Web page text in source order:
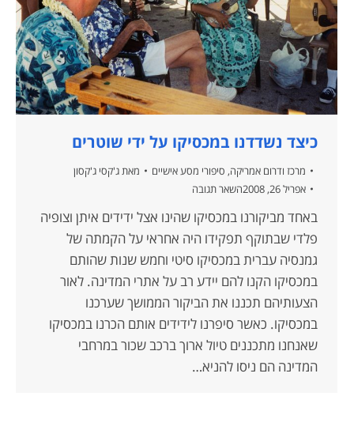
כיצד נשדדנו במכסיקו על ידי שוטרים
מרכז ודרום אמריקה, סיפורי מסע אישיים מאתג'קסי ג'קסון
אפריל 26, 2008
השאר תגובה
באחד מביקורנו במכסיקו שהינו אצל ידידים איתן וצופיה
פלדי שבתוקף תפקידו היה אחראי על הקמתה של
גמנסיה עברית במכסיקו סיטי וחמש שנות שהותם
במכסיקו הקנו להם יידע רב על אתרי המדינה. לאור
הצעותיהם תכננו את הביקור הממושך שערכנו
במכסיקו. כאשר סיפרנו לידידים אותם הכרנו במכסיקו
שאנחנו מתכננים טיול ארוך ברכב שכור במרחבי
המדינה הם ניסו להניא…